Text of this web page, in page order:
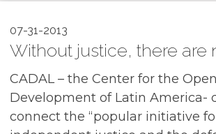
07-31-2013
Without justice, there are
CADAL – the Center for the
Development of Latin America-
connect the “popular initiative